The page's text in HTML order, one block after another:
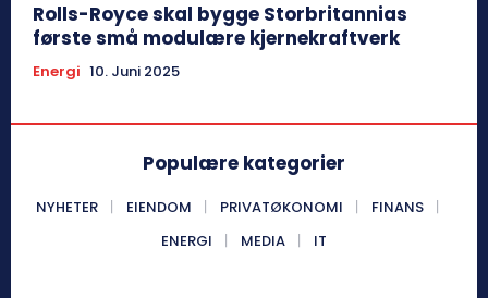
Rolls-Royce skal bygge Storbritannias
første små modulære kjernekraftverk
Energi 10. Juni 2025
Populære kategorier
NYHETER EIENDOM PRIVATØKONOMI
FINANS
ENERGI
MEDIA IT